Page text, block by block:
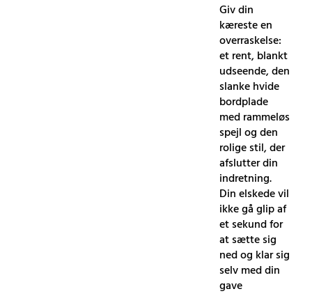
Giv din
kæreste en
overraskelse:
et rent, blankt
udseende, den
slanke hvide
bordplade
med rammeløs
spejl og den
rolige stil, der
afslutter din
indretning.
Din elskede vil
ikke gå glip af
et sekund for
at sætte sig
ned og klar sig
selv med din
gave